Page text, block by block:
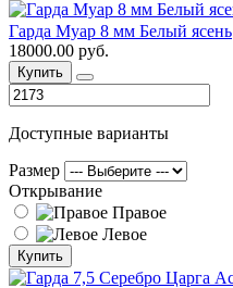
Гарда Муар 8 мм Белый ясень
18000.00 руб.
Купить
Доступные варианты
Размер
Открывание
Правое
Левое
Купить